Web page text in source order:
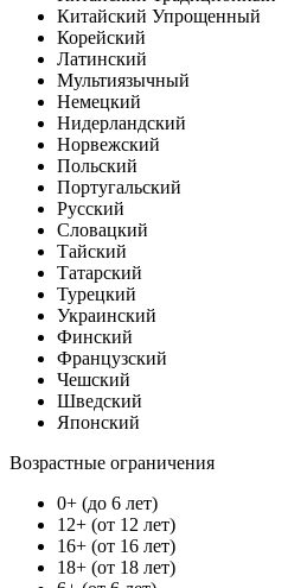
Китайский Упрощенный
Корейский
Латинский
Мультиязычный
Немецкий
Нидерландский
Норвежский
Польский
Португальский
Русский
Словацкий
Тайский
Татарский
Турецкий
Украинский
Финский
Французский
Чешский
Шведский
Японский
Возрастные ограничения
0+ (до 6 лет)
12+ (от 12 лет)
16+ (от 16 лет)
18+ (от 18 лет)